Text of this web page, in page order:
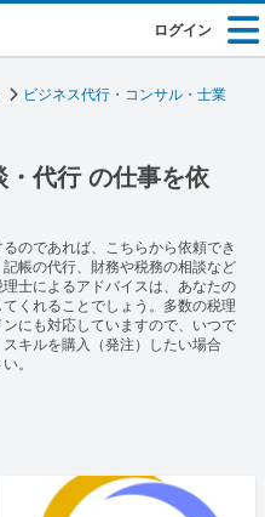
ログイン
ビジネス代行・コンサル・士業
代行 の仕事を依
のであれば、こちらから依頼でき
帳の代行、財務や税務の相談など
士によるアドバイスは、あなたの
くれることでしょう。多数の税理
にも対応していますので、いつで
キルを購入（発注）したい場合
。